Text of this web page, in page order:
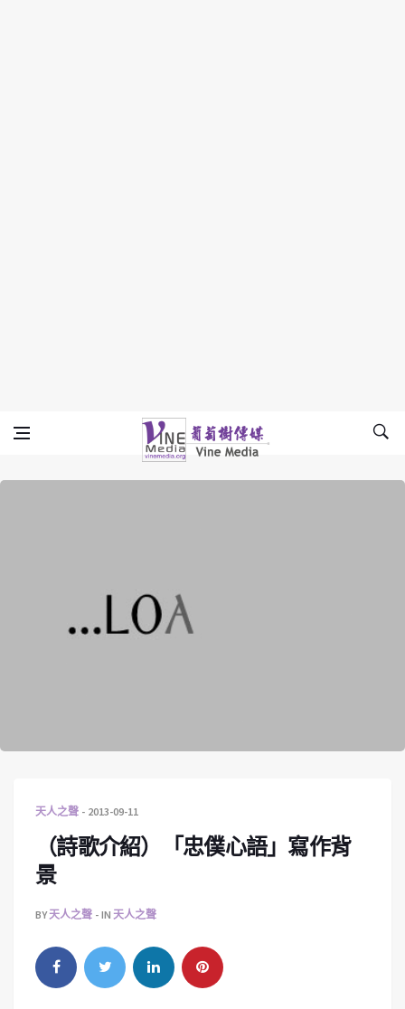
Vine Media
葡萄樹傳媒
天人之聲 2013-09-11
（詩歌介紹）「忠僕心語」寫作背
景
BY天人之聲 IN 天人之聲